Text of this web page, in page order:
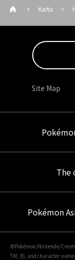
Kartu
Site Map
The
Pokémon
©Pokémon/Nintendo/
TM, Ⓡ, and character